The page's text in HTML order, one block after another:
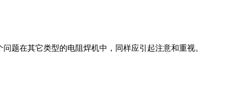
题在其它类型的电阻焊机中，同样应引起注意和重视。